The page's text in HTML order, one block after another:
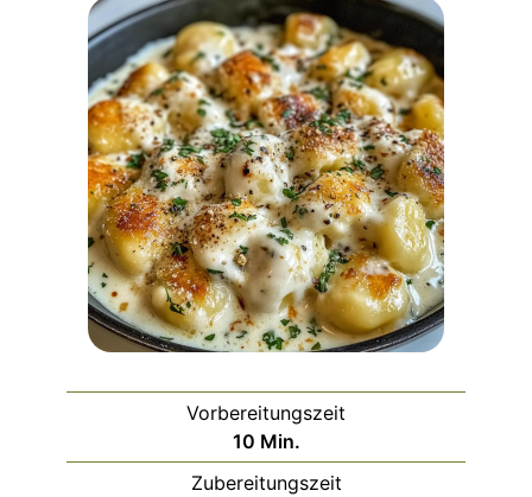
Vorbereitungszeit
10Minuten
Min.
Zubereitungszeit